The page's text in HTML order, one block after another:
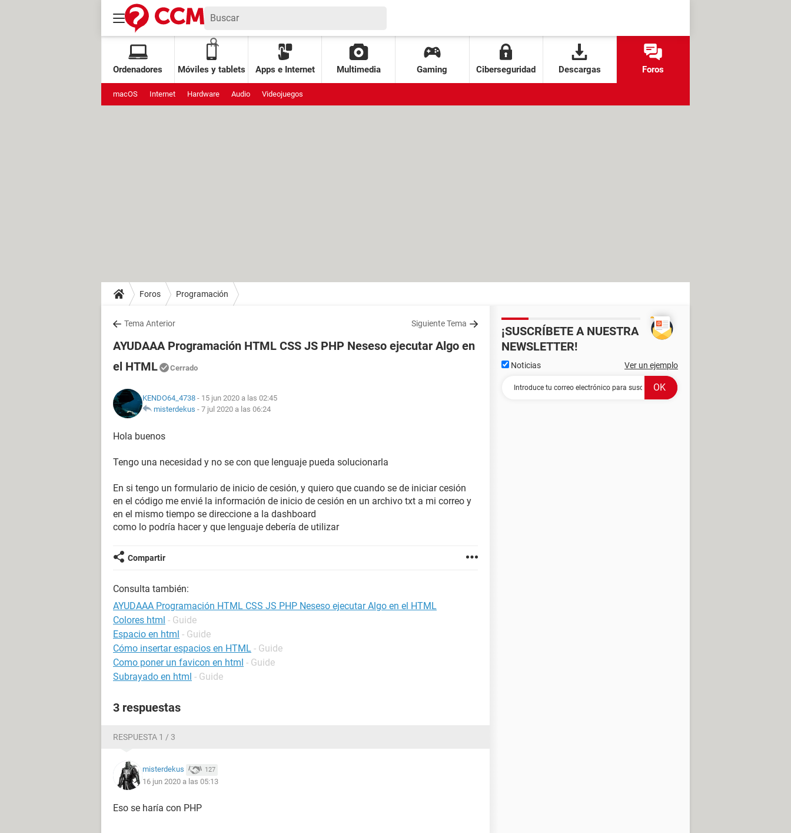
Ordenadores Móviles y tablets Apps e Internet Multimedia Gaming Ciberseguridad Descargas Foros
macOS Internet Hardware Audio Videojuegos
Foros Programación
Tema Anterior Siguiente Tema
AYUDAAA Programación HTML CSS JS PHP Neseso ejecutar Algo en
el HTML
Cerrado
KENDO64_4738 - 15 jun 2020 a las 02:45
misterdekus - 7 jul 2020 a las 06:24
Hola buenos
Tengo una necesidad y no se con que lenguaje pueda solucionarla
En si tengo un formulario de inicio de cesión, y quiero que cuando se de iniciar cesión
en el código me envié la información de inicio de cesión en un archivo txt a mi correo y
en el mismo tiempo se direccione a la dashboard
como lo podría hacer y que lenguaje debería de utilizar
Compartir
Consulta también:
AYUDAAA Programación HTML CSS JS PHP Neseso ejecutar Algo en el HTML
Colores html - Guide
Espacio en html - Guide
Cómo insertar espacios en HTML - Guide
Como poner un favicon en html - Guide
Subrayado en html - Guide
3 respuestas
RESPUESTA 1 / 3
misterdekus 127
16 jun 2020 a las 05:13
Eso se haría con PHP
¡SUSCRÍBETE A NUESTRA
NEWSLETTER!
Noticias Ver un ejemplo